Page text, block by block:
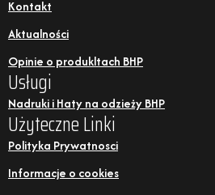
Kontakt
Aktualności
Opinie o produkltach BHP
Usługi
Nadruki i Haty na odzieży BHP
Użyteczne Linki
Polityka Prywatnosci
Informacje o cookies